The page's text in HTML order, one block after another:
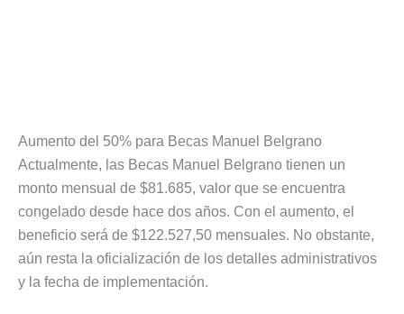
Aumento del 50% para Becas Manuel Belgrano
Actualmente, las Becas Manuel Belgrano tienen un
monto mensual de $81.685, valor que se encuentra
congelado desde hace dos años. Con el aumento, el
beneficio será de $122.527,50 mensuales. No obstante,
aún resta la oficialización de los detalles administrativos
y la fecha de implementación.